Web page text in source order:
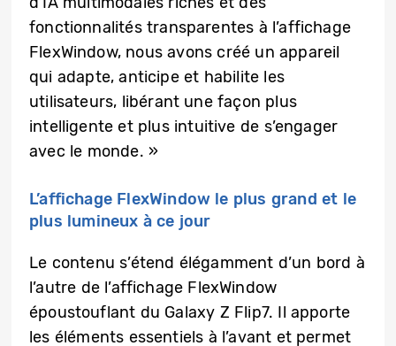
fonctionnalités transparentes à l’affichage
FlexWindow, nous avons créé un appareil
qui adapte, anticipe et habilite les
utilisateurs, libérant une façon plus
intelligente et plus intuitive de s’engager
avec le monde. »
L’affichage FlexWindow le plus grand et le
plus lumineux à ce jour
Le contenu s’étend élégamment d’un bord à
l’autre de l’affichage FlexWindow
époustouflant du Galaxy Z Flip7. Il apporte
les éléments essentiels à l’avant et permet